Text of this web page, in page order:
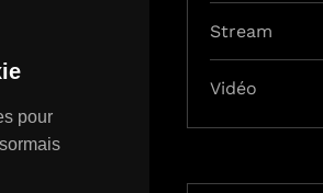
pour
Stream
Vidéo